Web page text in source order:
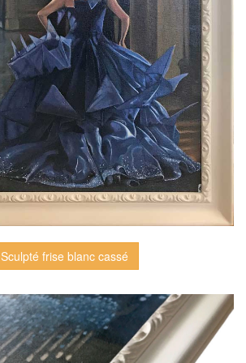
Sculpté frise blanc cassé